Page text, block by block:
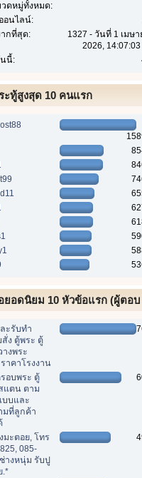
ดหมู่ทั้งหมด:
อนไลน์:
กที่สุด:
1327 - วันที่ 1 เมษ
2026,
นี้:
ะทู้สูงสุด 10 คนแรก
ยอดนิยม 10 หัวข้อแรก (ผู้ตอบ
ะรับทำ
ง ตู้พระ ตู้
งพระ
าคาโรงงาน
อบพระ ตู้
แตน ตาม
บและ
มที่ลูกค้า
มะตอย, โทร
085-
างหนุ่ม รับปู
.*